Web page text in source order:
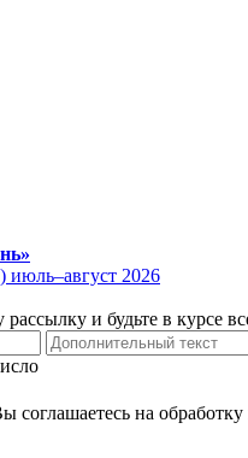
июль–август 2026
и будьте в курсе
соглашаетесь на